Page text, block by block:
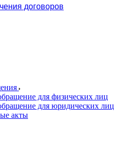
договоров
для физических лиц
для юридических лиц
акты